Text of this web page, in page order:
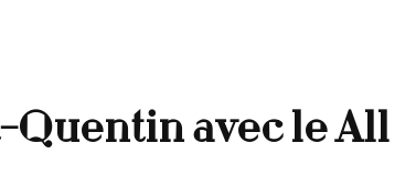
Quentin avec le All